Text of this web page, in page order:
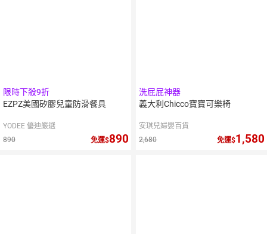
限時下殺9折
EZPZ美國矽膠兒童防滑餐具
YODEE 優迪嚴選
890
免運 890
洗屁屁神器
義大利Chicco寶寶可樂椅
安琪兒婦嬰百貨
2,680
免運 1,580